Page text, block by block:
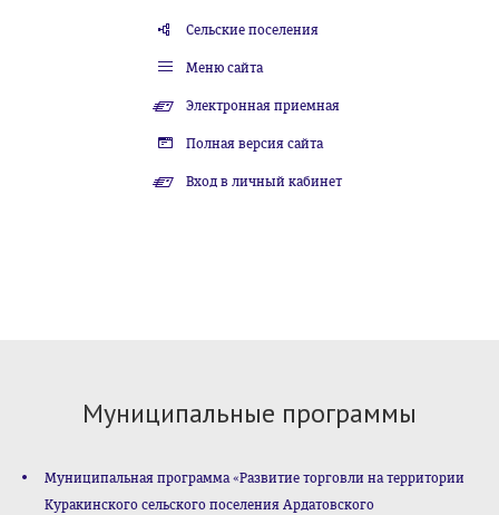
Сельские поселения
Меню сайта
Электронная приемная
Полная версия сайта
Вход в личный кабинет
Муниципальные программы
Муниципальная программа «Развитие торговли на территории
Куракинского сельского поселения Ардатовского